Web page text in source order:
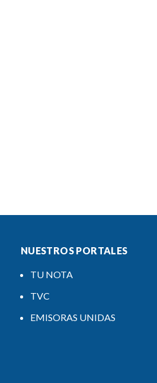
NUESTROS PORTALES
TU NOTA
TVC
EMISORAS UNIDAS